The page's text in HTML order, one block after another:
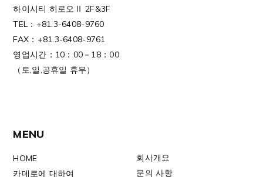
하이시티 히로오Ⅱ 2F&3F
TEL：+81.3-6408-9760
FAX：+81.3-6408-9761
영업시간：10：00－18：00
（토,일,공휴일 휴무）
MENU
HOME
카데로에 대하여
회사개요
문의 사항